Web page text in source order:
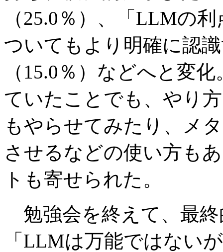
（25.0％）、「LLMの
ついてもより明確に認
（15.0％）などへと変
ていたことでも、やり
もやらせてみたり、メ
させるなどの使い方も
トも寄せられた。
勉強会を終えて、最
「LLMは万能ではない